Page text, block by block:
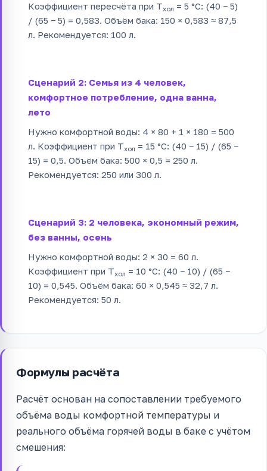
Коэффициент пересчёта при Tхол = 5 °C: (40 − 5)
/ (65 − 5) = 0,583. Объём бака: 150 × 0,583 ≈ 87,5
л. Рекомендуется: 100 л.
Сценарий 2: Семья из 4 человек,
комфортное потребление, одна ванна,
лето
Нужно комфортной воды: 4 × 80 + 1 × 180 = 500
л. Коэффициент при Tхол = 15 °C: (40 − 15) / (65 −
15) = 0,5. Объём бака: 500 × 0,5 = 250 л.
Рекомендуется: 250 или 300 л.
Сценарий 3: 2 человека, экономный режим,
без ванны, осень
Нужно комфортной воды: 2 × 30 = 60 л.
Коэффициент при Tхол = 10 °C: (40 − 10) / (65 −
10) = 0,545. Объём бака: 60 × 0,545 ≈ 32,7 л.
Рекомендуется: 50 л.
Формулы расчёта
Расчёт основан на сопоставлении требуемого
объёма воды комфортной температуры и
реального объёма горячей воды в баке с учётом
смешения: